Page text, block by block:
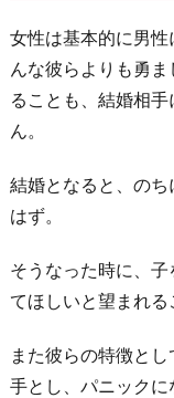
女性は基本的に男
んな彼らよりも勇
ることも、結婚相
ん。
結婚となると、の
はず。
そうなった時に、
てほしいと望まれる
また彼らの特徴と
手とし、パニックに